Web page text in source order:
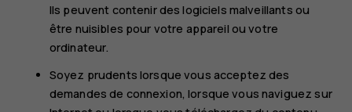
Ils peuvent contenir des logiciels malveillants ou
être nuisibles pour votre appareil ou votre
ordinateur.
Soyez prudents lorsque vous acceptez des
demandes de connexion, lorsque vous naviguez sur